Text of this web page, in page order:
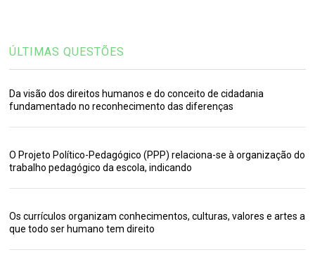
ÚLTIMAS QUESTÕES
Da visão dos direitos humanos e do conceito de cidadania
fundamentado no reconhecimento das diferenças
O Projeto Político-Pedagógico (PPP) relaciona-se à organização do
trabalho pedagógico da escola, indicando
Os currículos organizam conhecimentos, culturas, valores e artes a
que todo ser humano tem direito